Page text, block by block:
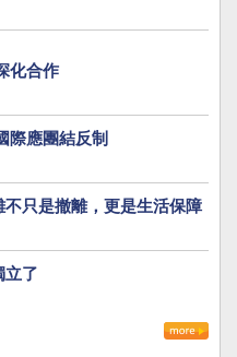
化合作
際應團結反制
只是撤離，更是生活保障
立了